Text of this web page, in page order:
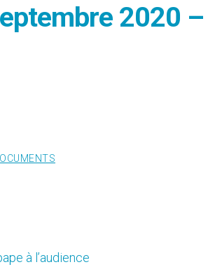
2020 –
à l’audience